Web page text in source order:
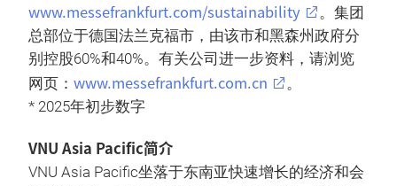
www.messefrankfurt.com/sustainability
。集团
总部位于德国法兰克福市，由该市和黑森州政府分
别控股60%和40%。有关公司进一步资料，请浏览
网页： www.messefrankfurt.com.cn
。
* 2025年初步数字
VNU Asia Pacific简介
VNU Asia Pacific坐落于东南亚快速增长的经济和会